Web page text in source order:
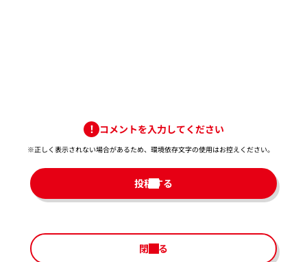
コメントを入力してください
※正しく表示されない場合があるため、環境依存文字の使用はお控えください。​
投稿する
閉じる